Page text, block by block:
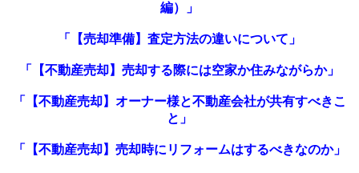
編）」
「 【売却準備】査定方法の違いについて 」
「【不動産売却】売却する際には空家か住みながらか」
「【不動産売却】オーナー様と不動産会社が共有すべきこ
と」
「【不動産売却】売却時にリフォームはするべきなのか」